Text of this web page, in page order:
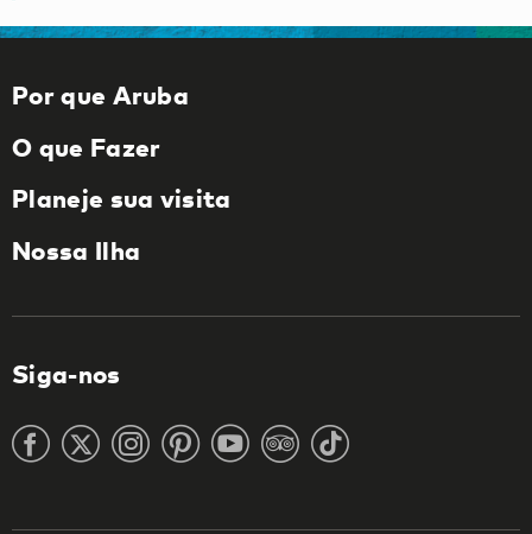
Por que Aruba
O que Fazer
Planeje sua visita
Nossa Ilha
Siga-nos